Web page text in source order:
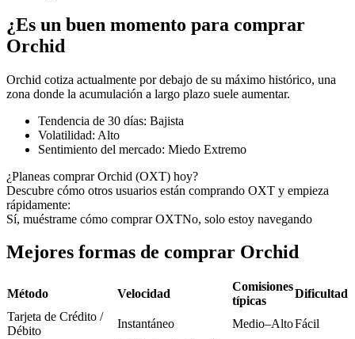
Futuros del USDC
Futuros que utilizan USDC como garantía
¿Es un buen momento para comprar
Orchid
Orchid cotiza actualmente por debajo de su máximo histórico, una
zona donde la acumulación a largo plazo suele aumentar.
Tendencia de 30 días: Bajista
Volatilidad: Alto
Sentimiento del mercado: Miedo Extremo
¿Planeas comprar Orchid (OXT) hoy?
Descubre cómo otros usuarios están comprando OXT y empieza
rápidamente:
Sí, muéstrame cómo comprar OXTNo, solo estoy navegando
Mejores formas de comprar Orchid
Método Velocidad
Comisiones
típicas
Dificultad
Tarjeta de Crédito /
Débito
Instantáneo Medio–AltoFácil